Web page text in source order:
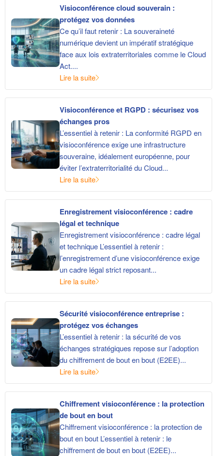
Visioconférence cloud souverain :
protégez vos données
Ce qu’il faut retenir : La souveraineté
numérique devient un impératif stratégique
face aux lois extraterritoriales comme le Cloud
Act....
Lire la suite
Visioconférence et RGPD : sécurisez vos
échanges pros
L’essentiel à retenir : La conformité RGPD en
visioconférence exige une infrastructure
souveraine, idéalement européenne, pour
éviter l’extraterritorialité du Cloud...
Lire la suite
Enregistrement visioconférence : cadre
légal et technique
Enregistrement visioconférence : cadre légal
et technique L’essentiel à retenir :
l’enregistrement d’une visioconférence exige
un cadre légal strict reposant...
Lire la suite
Sécurité visioconférence entreprise :
protégez vos échanges
L’essentiel à retenir : la sécurité de vos
échanges stratégiques repose sur l’adoption
du chiffrement de bout en bout (E2EE)...
Lire la suite
Chiffrement visioconférence : la protection
de bout en bout
Chiffrement visioconférence : la protection de
bout en bout L’essentiel à retenir : le
chiffrement de bout en bout (E2EE)...